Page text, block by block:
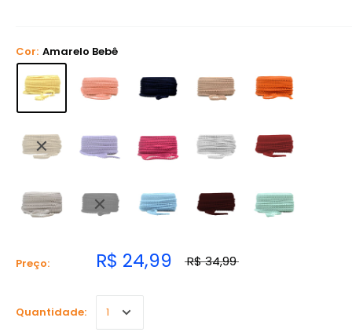
Cor: Amarelo Bebê
Preço: R$ 24,99 R$ 34,99
Quantidade: